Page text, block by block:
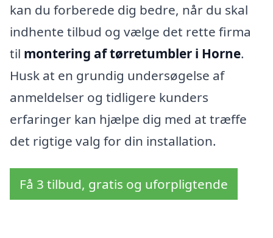
kan du forberede dig bedre, når du skal
indhente tilbud og vælge det rette firma
til montering af tørretumbler i Horne.
Husk at en grundig undersøgelse af
anmeldelser og tidligere kunders
erfaringer kan hjælpe dig med at træffe
det rigtige valg for din installation.
Få 3 tilbud, gratis og uforpligtende